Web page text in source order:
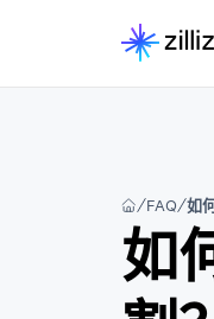
FAQ 如
如